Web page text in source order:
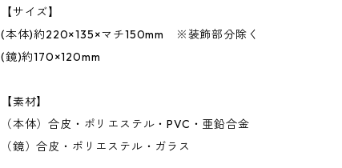
【サイズ】
(本体)約220×135×マチ150mm ※装飾部分除く
(鏡)約170×120mm
【素材】
（本体）合皮・ポリエステル・PVC・亜鉛合金
（鏡）合皮・ポリエステル・ガラス